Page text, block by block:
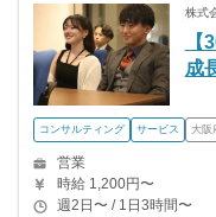
株式
成
コンサルティング サービス 大阪
営業
時給 1,200円〜
週2日〜 / 1日3時間〜